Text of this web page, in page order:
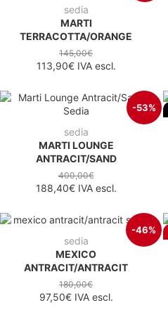
sedia
MARTI
TERRACOTTA/ORANGE
145,00€
113,90€IVA escl.
-53%
sedia
MARTI LOUNGE
ANTRACIT/SAND
400,00€
188,40€IVA escl.
-46%
sedia
MEXICO
ANTRACIT/ANTRACIT
180,00€
97,50€IVA escl.